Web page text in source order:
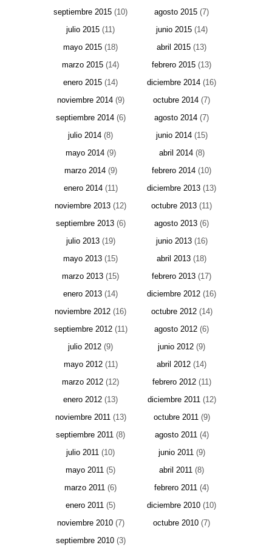
septiembre 2015 (10) agosto 2015 (7)
julio 2015 (11) junio 2015(14)
mayo 2015 (18) abril 2015 (13)
marzo 2015 (14) febrero 2015 (13)
enero 2015 (14) diciembre 2014 (16)
noviembre 2014(9) octubre 2014 (7)
septiembre 2014(6) agosto 2014 (7)
julio 2014 (8) junio 2014(15)
mayo 2014(9) abril 2014(8)
marzo 2014(9) febrero 2014 (10)
enero 2014(11) diciembre 2013 (13)
noviembre 2013 (12) octubre 2013 (11)
septiembre 2013(6) agosto 2013 (6)
julio 2013(19) junio 2013(16)
mayo 2013 (15) abril 2013 (18)
marzo 2013 (15) febrero 2013 (17)
enero 2013 (14) diciembre 2012 (16)
noviembre 2012 (16) octubre 2012(14)
septiembre 2012(11) agosto 2012 (6)
julio 2012 (9) junio 2012 (9)
mayo 2012(11) abril 2012 (14)
marzo 2012 (12) febrero 2012(11)
enero 2012 (13) diciembre 2011(12)
noviembre 2011(13) octubre 2011(9)
septiembre 2011 (8) agosto 2011(4)
julio 2011 (10) junio 2011(9)
mayo 2011 (5) abril 2011 (8)
marzo 2011 (6) febrero 2011 (4)
enero 2011 (5) diciembre 2010 (10)
noviembre 2010(7) octubre 2010 (7)
septiembre 2010(3)